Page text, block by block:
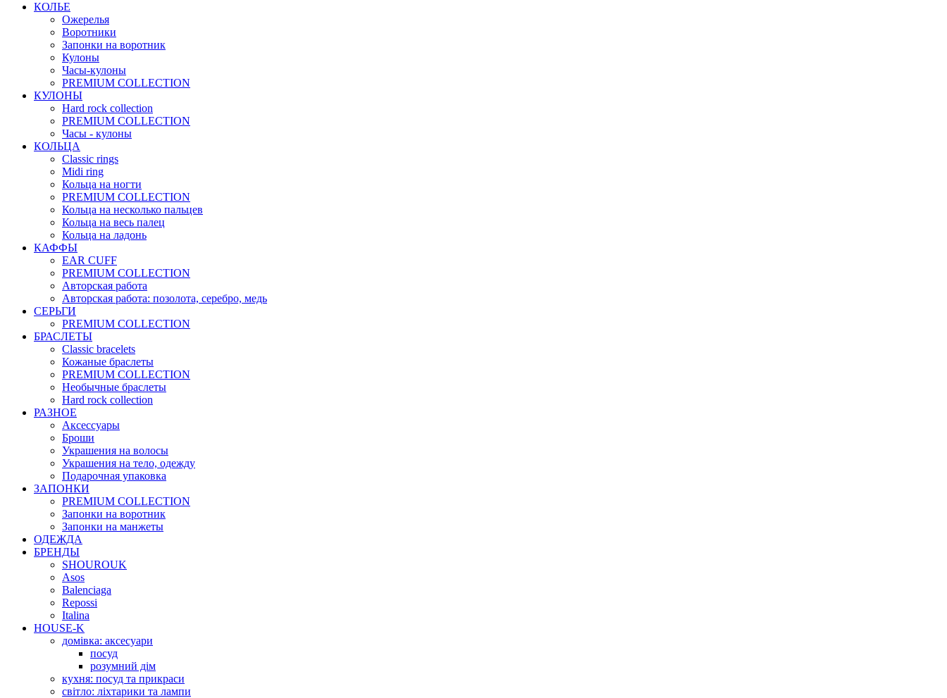
КОЛЬЕ
Ожерелья
Воротники
Запонки на воротник
Кулоны
Часы-кулоны
PREMIUM COLLECTION
КУЛОНЫ
Hard rock collection
PREMIUM COLLECTION
Часы - кулоны
КОЛЬЦА
Classic rings
Midi ring
Кольца на ногти
PREMIUM COLLECTION
Кольца на несколько пальцев
Кольца на весь палец
Кольца на ладонь
КАФФЫ
EAR CUFF
PREMIUM COLLECTION
Авторская работа
Авторская работа: позолота, серебро, медь
СЕРЬГИ
PREMIUM COLLECTION
БРАСЛЕТЫ
Classic bracelets
Кожаные браслеты
PREMIUM COLLECTION
Необычные браслеты
Hard rock collection
РАЗНОЕ
Аксессуары
Броши
Украшения на волосы
Украшения на тело, одежду
Подарочная упаковка
ЗАПОНКИ
PREMIUM COLLECTION
Запонки на воротник
Запонки на манжеты
ОДЕЖДА
БРЕНДЫ
SHOUROUK
Asos
Balenciaga
Repossi
Italina
HOUSE-K
домівка: аксесуари
посуд
розумний дім
кухня: посуд та прикраси
світло: ліхтарики та лампи